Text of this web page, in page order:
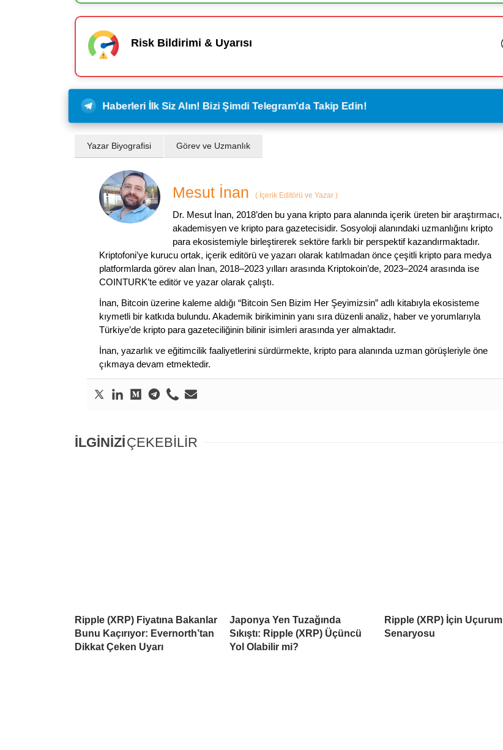
Risk Bildirimi & Uyarısı
Haberleri İlk Siz Alın! Bizi Şimdi Telegram'da Takip Edin!
Yazar Biyografisi Görev ve Uzmanlık
Mesut İnan ( İçerik Editörü ve Yazar )
Dr. Mesut İnan, 2018’den bu yana kripto para alanında içerik üreten bir araştırmacı,
akademisyen ve kripto para gazetecisidir. Sosyoloji alanındaki uzmanlığını kripto
para ekosistemiyle birleştirerek sektöre farklı bir perspektif kazandırmaktadır.
Kriptofoni’ye kurucu ortak, içerik editörü ve yazarı olarak katılmadan önce çeşitli kripto para medya
platformlarda görev alan İnan, 2018–2023 yılları arasında Kriptokoin’de, 2023–2024 arasında ise
COINTURK’te editör ve yazar olarak çalıştı.
İnan, Bitcoin üzerine kaleme aldığı “Bitcoin Sen Bizim Her Şeyimizsin” adlı kitabıyla ekosisteme
kıymetli bir katkıda bulundu. Akademik birikiminin yanı sıra düzenli analiz, haber ve yorumlarıyla
Türkiye’de kripto para gazeteciliğinin bilinir isimleri arasında yer almaktadır.
İnan, yazarlık ve eğitimcilik faaliyetlerini sürdürmekte, kripto para alanında uzman görüşleriyle öne
çıkmaya devam etmektedir.
İLGİNİZİÇEKEBİLİR
Ripple (XRP) Fiyatına Bakanlar
Bunu Kaçırıyor: Evernorth’tan
Dikkat Çeken Uyarı
Japonya Yen Tuzağında
Sıkıştı: Ripple (XRP) Üçüncü
Yol Olabilir mi?
Ripple (XRP) İçin Uçurum
Senaryosu